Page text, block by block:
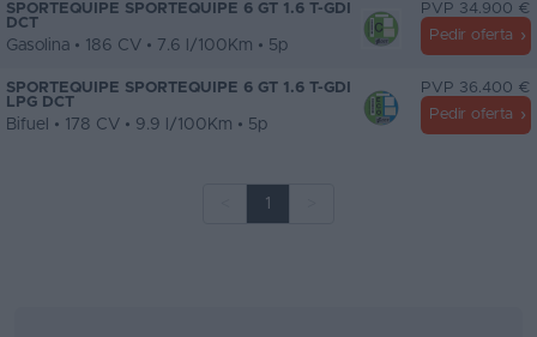
SPORTEQUIPE SPORTEQUIPE 6 GT 1.6 T-GDI
DCT
Gasolina • 186 CV • 7.6 l/100Km • 5p
PVP 34.900 €
Pedir oferta
SPORTEQUIPE SPORTEQUIPE 6 GT 1.6 T-GDI
LPG DCT
Bifuel • 178 CV • 9.9 l/100Km • 5p
PVP 36.400 €
Pedir oferta
1